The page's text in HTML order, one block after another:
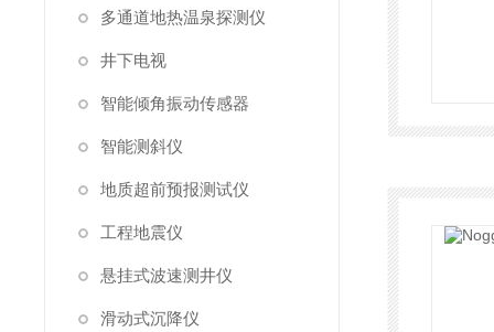
多通道地热温泉探测仪
井下电视
智能倾角振动传感器
智能测斜仪
地质超前预报测试仪
工程地震仪
悬挂式波速测井仪
滑动式沉降仪